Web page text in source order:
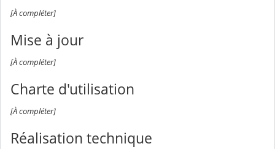
[À compléter]
Mise à jour
[À compléter]
Charte d'utilisation
[À compléter]
Réalisation technique